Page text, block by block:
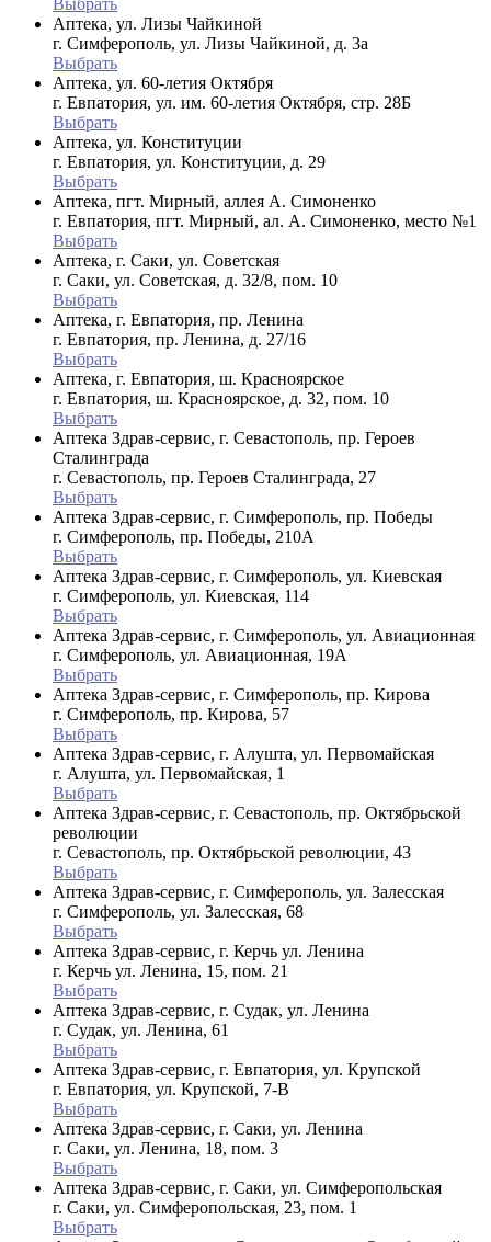
Выбрать
Аптека, ул. Лизы Чайкиной
г. Симферополь, ул. Лизы Чайкиной, д. 3а
Выбрать
Аптека, ул. 60-летия Октября
г. Евпатория, ул. им. 60-летия Октября, стр. 28Б
Выбрать
Аптека, ул. Конституции
г. Евпатория, ул. Конституции, д. 29
Выбрать
Аптека, пгт. Мирный, аллея А. Симоненко
г. Евпатория, пгт. Мирный, ал. А. Симоненко, место №1
Выбрать
Аптека, г. Саки, ул. Советская
г. Саки, ул. Советская, д. 32/8, пом. 10
Выбрать
Аптека, г. Евпатория, пр. Ленина
г. Евпатория, пр. Ленина, д. 27/16
Выбрать
Аптека, г. Евпатория, ш. Красноярское
г. Евпатория, ш. Красноярское, д. 32, пом. 10
Выбрать
Аптека Здрав-сервис, г. Севастополь, пр. Героев
Сталинграда
г. Севастополь, пр. Героев Сталинграда, 27
Выбрать
Аптека Здрав-сервис, г. Симферополь, пр. Победы
г. Симферополь, пр. Победы, 210A
Выбрать
Аптека Здрав-сервис, г. Симферополь, ул. Киевская
г. Симферополь, ул. Киевская, 114
Выбрать
Аптека Здрав-сервис, г. Симферополь, ул. Авиационная
г. Симферополь, ул. Авиационная, 19А
Выбрать
Аптека Здрав-сервис, г. Симферополь, пр. Кирова
г. Симферополь, пр. Кирова, 57
Выбрать
Аптека Здрав-сервис, г. Алушта, ул. Первомайская
г. Алушта, ул. Первомайская, 1
Выбрать
Аптека Здрав-сервис, г. Севастополь, пр. Октябрьской
революции
г. Севастополь, пр. Октябрьской революции, 43
Выбрать
Аптека Здрав-сервис, г. Симферополь, ул. Залесская
г. Симферополь, ул. Залесская, 68
Выбрать
Аптека Здрав-сервис, г. Керчь ул. Ленина
г. Керчь ул. Ленина, 15, пом. 21
Выбрать
Аптека Здрав-сервис, г. Судак, ул. Ленина
г. Судак, ул. Ленина, 61
Выбрать
Аптека Здрав-сервис, г. Евпатория, ул. Крупской
г. Евпатория, ул. Крупской, 7-В
Выбрать
Аптека Здрав-сервис, г. Саки, ул. Ленина
г. Саки, ул. Ленина, 18, пом. 3
Выбрать
Аптека Здрав-сервис, г. Саки, ул. Симферопольская
г. Саки, ул. Симферопольская, 23, пом. 1
Выбрать